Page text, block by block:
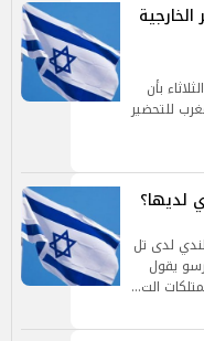
بأن
للتحضير
لديها؟
لدى تل
يقول
الت…